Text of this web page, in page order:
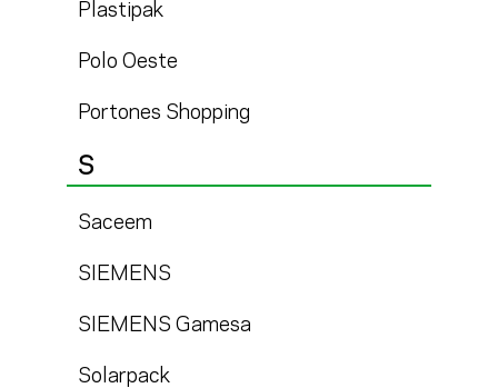
Plastipak
Polo Oeste
Portones Shopping
S
Saceem
SIEMENS
SIEMENS Gamesa
Solarpack